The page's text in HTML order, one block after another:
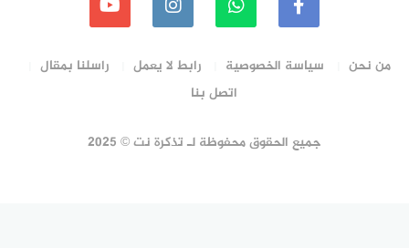
من نحن سياسة الخصوصية رابط لا يعمل
راسلنا بمقال
اتصل بنا
جميع الحقوق محفوظة لـ تذكرة نت © 2025